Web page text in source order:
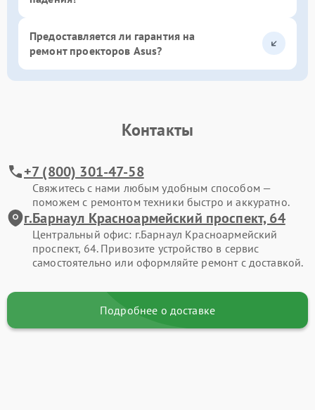
Предоставляется ли гарантия на
ремонт проекторов Asus?
Контакты
+7 (800) 301-47-58
Свяжитесь с нами любым удобным способом —
поможем с ремонтом техники быстро и аккуратно.
г.Барнаул Красноармейский проспект, 64
Центральный офис: г.Барнаул Красноармейский
проспект, 64. Привозите устройство в сервис
самостоятельно или оформляйте ремонт с доставкой.
Подробнее о доставке